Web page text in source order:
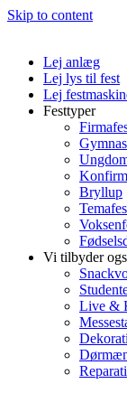
Skip to content
Lej anlæg
Lej lys til fest
Lej
Festtyper
Bryllup
Vi tilbyder
Live &